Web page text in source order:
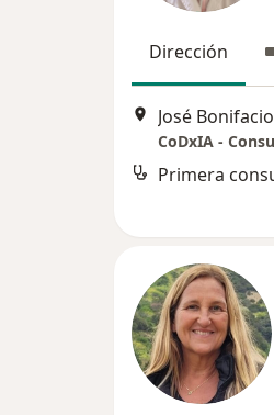
Dirección
Primera